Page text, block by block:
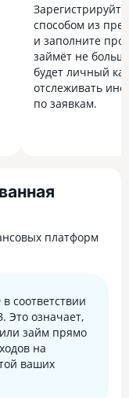
способом из
и заполните
займёт не
будет личный
отслеживать
по заявкам.
платформ
соответствии
Это означает,
займ прямо
на
ваших